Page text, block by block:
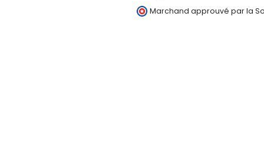
Marchand approuvé par la